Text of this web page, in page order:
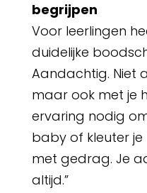
begrijpen
Voor leerlingen
duidelijke
Aandachtig. Niet
maar ook met je
ervaring nodig
baby of kleuter
met gedrag. Je
altijd.”